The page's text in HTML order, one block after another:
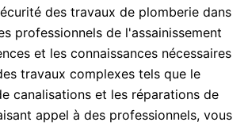
des travaux de plomberie dans
professionnels de l'assainissement
et les connaissances nécessaires
travaux complexes tels que le
canalisations et les réparations de
appel à des professionnels, vous